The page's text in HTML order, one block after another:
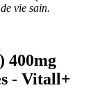
vie sain.
400mg
- Vitall+